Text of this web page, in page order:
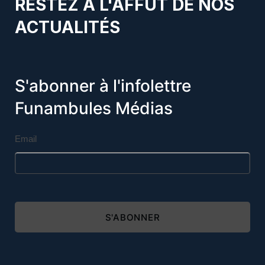
RESTEZ À L'AFFÛT DE NOS
ACTUALITÉS
S'abonner à l'infolettre
Funambules Médias
Email
S'ABONNER